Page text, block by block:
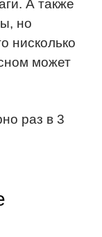
А также
но
нисколько
может
раз в 3